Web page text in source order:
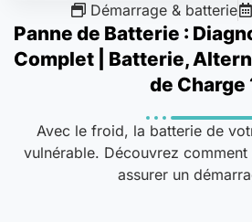
Démarrage & batterie
Panne de Batterie :
Complet | Batterie,
de Charge
Avec le froid, la batterie de
vulnérable. Découvrez
assurer un